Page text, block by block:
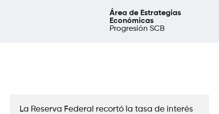
Área de Estrategias
Económicas
Progresión SCB
La Reserva Federal recortó la tasa de interés